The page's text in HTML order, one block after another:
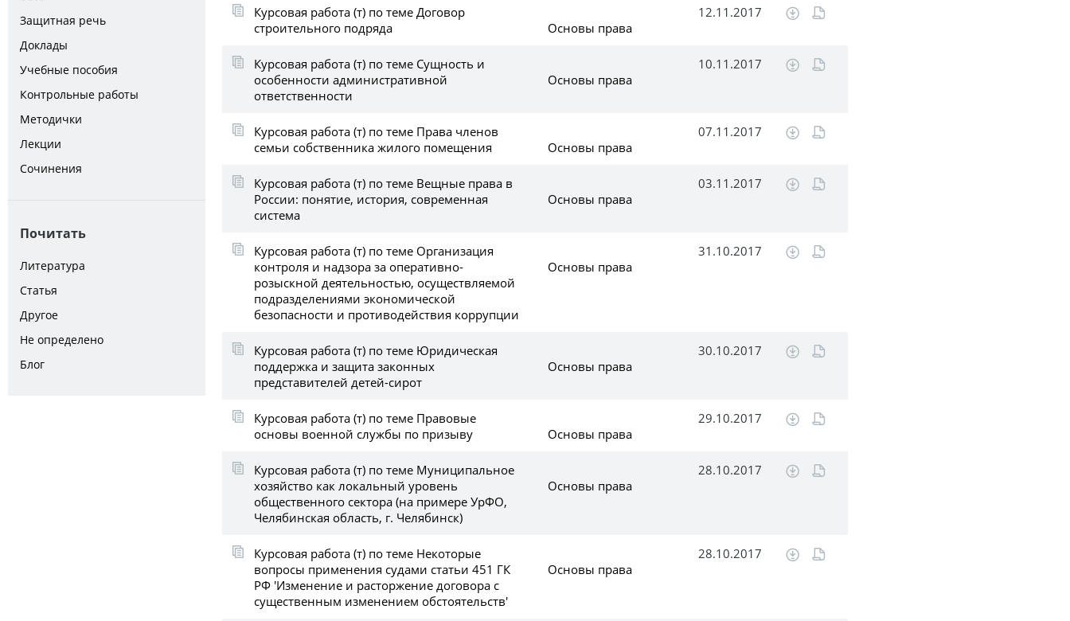
Защитная речь
Доклады
Учебные пособия
Контрольные работы
Методички
Лекции
Сочинения
Почитать
Литература
Статья
Другое
Не определено
Блог
Курсовая работа (т) по теме Договор
строительного подряда
Основы права
12.11.2017
Курсовая работа (т) по теме Сущность и
особенности административной
ответственности
Основы права
10.11.2017
Курсовая работа (т) по теме Права членов
семьи собственника жилого помещения
Основы права
07.11.2017
Курсовая работа (т) по теме Вещные права в
России: понятие, история, современная
система
Основы права
03.11.2017
Курсовая работа (т) по теме Организация
контроля и надзора за оперативно-
розыскной деятельностью, осуществляемой
подразделениями экономической
безопасности и противодействия коррупции
Основы права
31.10.2017
Курсовая работа (т) по теме Юридическая
поддержка и защита законных
представителей детей-сирот
Основы права
30.10.2017
Курсовая работа (т) по теме Правовые
основы военной службы по призыву
Основы права
29.10.2017
Курсовая работа (т) по теме Муниципальное
хозяйство как локальный уровень
общественного сектора (на примере УрФО,
Челябинская область, г. Челябинск)
Основы права
28.10.2017
Курсовая работа (т) по теме Некоторые
вопросы применения судами статьи 451 ГК
РФ 'Изменение и расторжение договора с
существенным изменением обстоятельств'
Основы права
28.10.2017